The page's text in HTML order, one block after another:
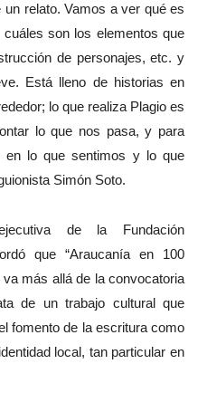
relato. Vamos a ver qué es
son los elementos que
de personajes, etc. y
Está lleno de historias en
lo que realiza Plagio es
lo que nos pasa, y para
en lo que sentimos y lo que
Simón Soto.
de la Fundación
que “Araucanía en 100
más allá de la convocatoria
de un trabajo cultural que
fomento de la escritura como
local, tan particular en